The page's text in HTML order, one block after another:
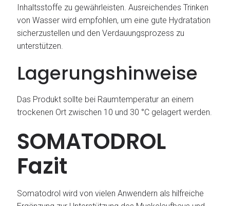
Inhaltsstoffe zu gewährleisten. Ausreichendes Trinken
von Wasser wird empfohlen, um eine gute Hydratation
sicherzustellen und den Verdauungsprozess zu
unterstützen.
Lagerungshinweise
Das Produkt sollte bei Raumtemperatur an einem
trockenen Ort zwischen 10 und 30 °C gelagert werden.
SOMATODROL
Fazit
Somatodrol wird von vielen Anwendern als hilfreiche